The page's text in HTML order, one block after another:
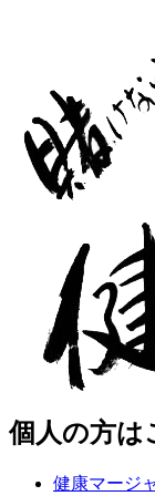
個人の方は
健康マージ